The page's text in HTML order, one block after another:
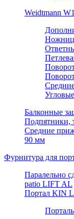
Weidtmann
Балконные
Подпятники,
Средние
90 мм
Фурнитура для
Паралельно
patio LIFT AL
Портал KIN